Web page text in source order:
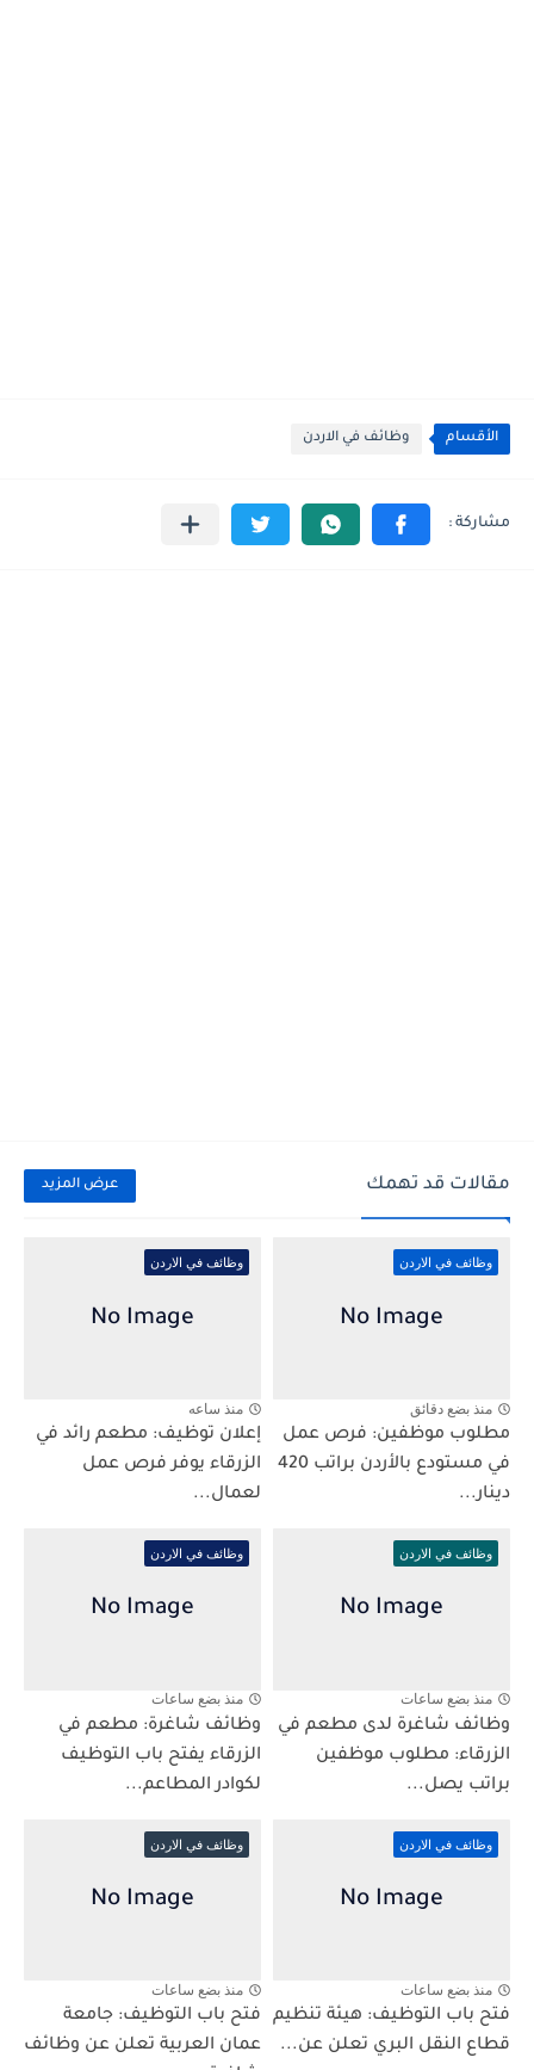
الأقسام وظائف في الاردن
مقالات قد تهمك عرض المزيد
وظائف في الاردن
منذ بضع دقائق
مطلوب موظفين: فرص عمل
في مستودع بالأردن براتب 420
دينار...
وظائف في الاردن
منذ ساعه
إعلان توظيف: مطعم رائد في
الزرقاء يوفر فرص عمل
لعمال...
وظائف في الاردن
منذ بضع ساعات
وظائف شاغرة لدى مطعم في
الزرقاء: مطلوب موظفين
براتب يصل...
وظائف في الاردن
منذ بضع ساعات
وظائف شاغرة: مطعم في
الزرقاء يفتح باب التوظيف
لكوادر المطاعم...
وظائف في الاردن
منذ بضع ساعات
فتح باب التوظيف: هيئة تنظيم
قطاع النقل البري تعلن عن...
وظائف في الاردن
منذ بضع ساعات
فتح باب التوظيف: جامعة
عمان العربية تعلن عن وظائف